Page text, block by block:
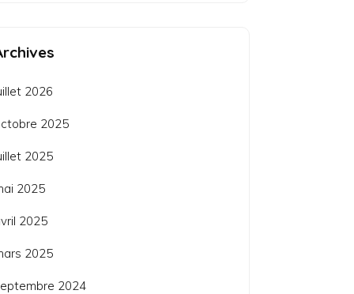
2026
2025
2025
2025
2025
2025
2024